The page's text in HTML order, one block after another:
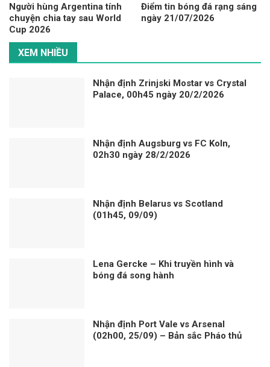
Người hùng Argentina tính
chuyện chia tay sau World
Cup 2026
Điểm tin bóng đá rạng sáng
ngày 21/07/2026
XEM NHIỀU
Nhận định Zrinjski Mostar vs Crystal
Palace, 00h45 ngày 20/2/2026
Nhận định Augsburg vs FC Koln,
02h30 ngày 28/2/2026
Nhận định Belarus vs Scotland
(01h45, 09/09)
Lena Gercke – Khi truyền hình và
bóng đá song hành
Nhận định Port Vale vs Arsenal
(02h00, 25/09) – Bản sắc Pháo thủ